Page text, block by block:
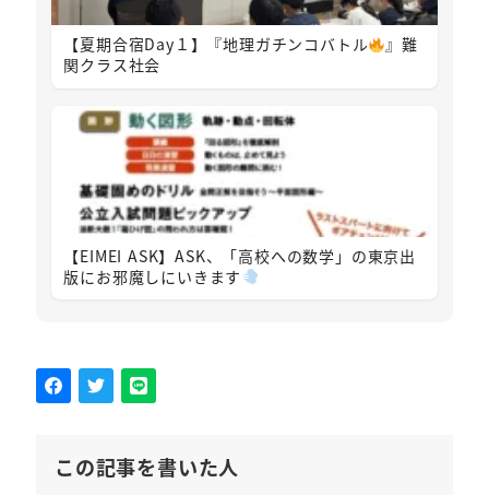
【夏期合宿Day１】『地理ガチンコバトル
』難
関クラス社会
【EIMEI ASK】ASK、「高校への数学」の東京出
版にお邪魔しにいきます
この記事を書いた人